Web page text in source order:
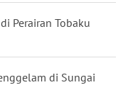
Perairan Tobaku
di Sungai